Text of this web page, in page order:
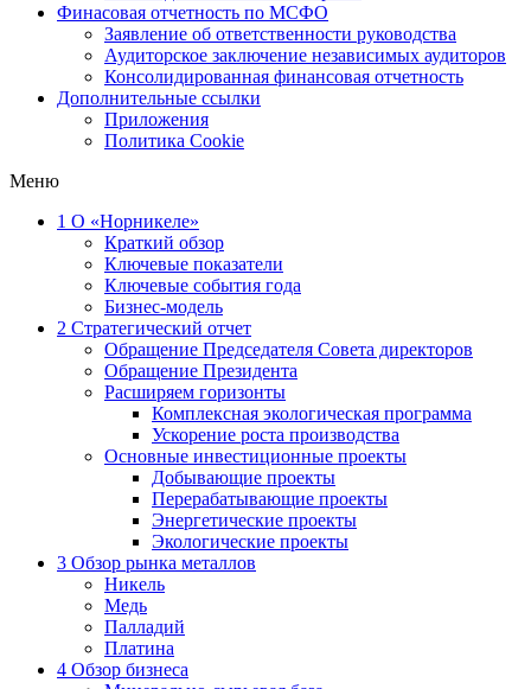
Финасовая отчетность по МСФО
Заявление об ответственности руководства
Аудиторское заключение независимых аудиторов
Консолидированная финансовая отчетность
Дополнительные ссылки
Приложения
Политика Cookie
Меню
1 О «Норникеле»
Краткий обзор
Ключевые показатели
Ключевые события года
Бизнес-модель
2 Стратегический отчет
Обращение Председателя Совета директоров
Обращение Президента
Расширяем горизонты
Комплексная экологическая программа
Ускорение роста производства
Основные инвестиционные проекты
Добывающие проекты
Перерабатывающие проекты
Энергетические проекты
Экологические проекты
3 Обзор рынка металлов
Никель
Медь
Палладий
Платина
4 Обзор бизнеса